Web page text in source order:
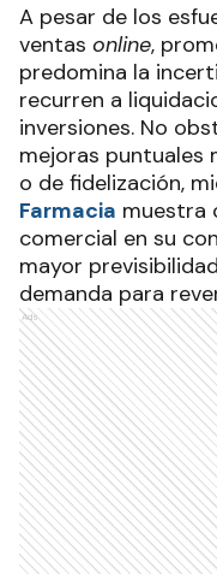
A pesar de los
ventas online,
predomina la
recurren a
inversiones. No
mejoras puntuales
o de fidelización,
Farmacia muestra
comercial en su
mayor
demanda para
Ads